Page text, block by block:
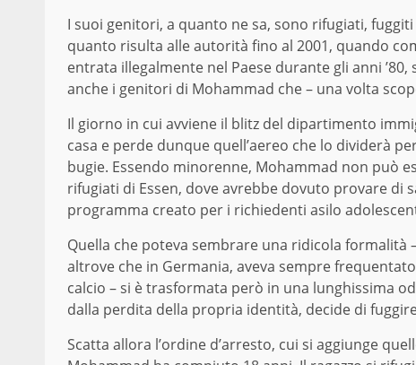
I suoi genitori, a quanto ne sa, sono rifugiati,
quanto risulta alle autorità fino al 2001, quando
entrata illegalmente nel Paese durante gli anni
anche i genitori di Mohammad che – una volta
Il giorno in cui avviene il blitz del dipartimento
casa e perde dunque quell’aereo che lo dividerà
bugie. Essendo minorenne, Mohammad non può
rifugiati di Essen, dove avrebbe dovuto provare di
programma creato per i richiedenti asilo
Quella che poteva sembrare una ridicola
altrove che in Germania, aveva sempre
calcio – si è trasformata però in una lunghissima
dalla perdita della propria identità, decide di
Scatta allora l’ordine d’arresto, cui si aggiunge